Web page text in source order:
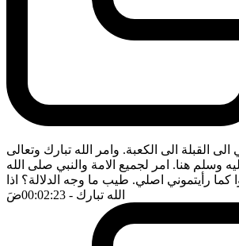
القبلة الى الكعبة. وامر الله تبارك وتعالى
وسلم هنا. امر لجميع الامة والنبي صلى الله
رأيتموني اصلي. طيب ما وجه الدلالة؟ اذا
الله تبارك - 00:02:23 ضَ